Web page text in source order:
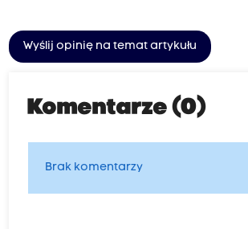
Wyślij opinię na temat artykułu
Komentarze (0)
Brak komentarzy